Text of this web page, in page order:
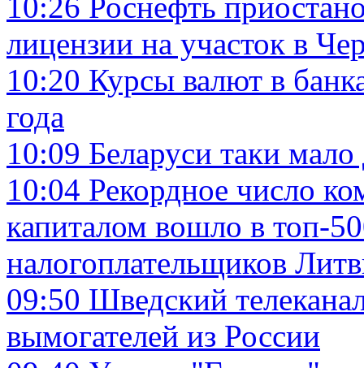
лицензии на участок в
10:20 Курсы валют в
года
10:09 Беларуси таки
10:04 Рекордное число
капиталом вошло в топ-
налогоплательщиков
09:50 Шведский
вымогателей из России